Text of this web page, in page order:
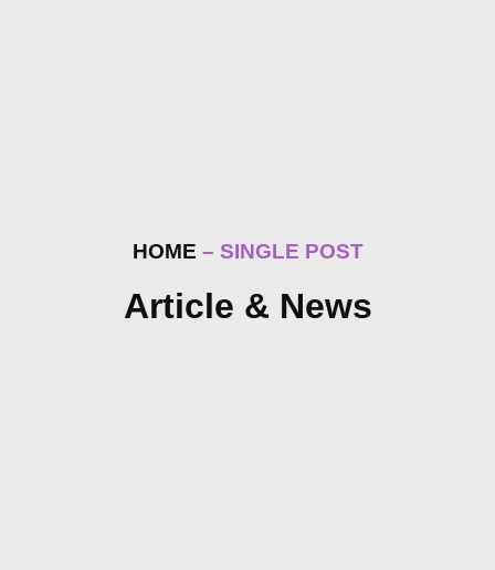
HOME – SINGLE POST
Article & News